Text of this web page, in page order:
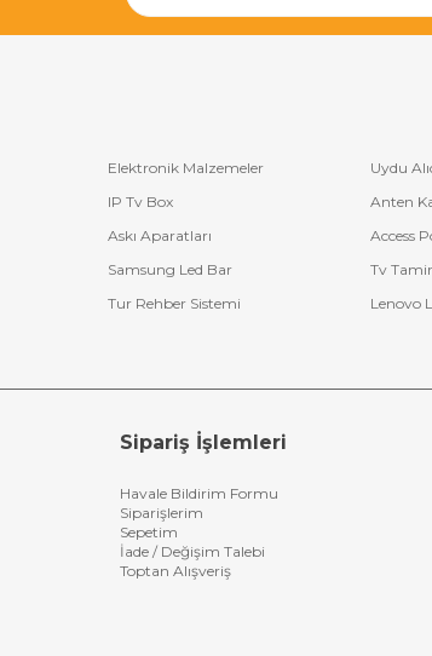
modelinizi bilmeniz yeterlidir. Ürün
, hızlı teslimat avantajı ile kapınıza kadar
Elektronik Malzemeler Uydu
IP Tv Box Anten
Askı Aparatları Access
Samsung Led Bar Tv
Tur Rehber Sistemi Lenovo
Sipariş İşlemleri
Havale Bildirim Formu
Siparişlerim
Sepetim
İade / Değişim Talebi
Toptan Alışveriş